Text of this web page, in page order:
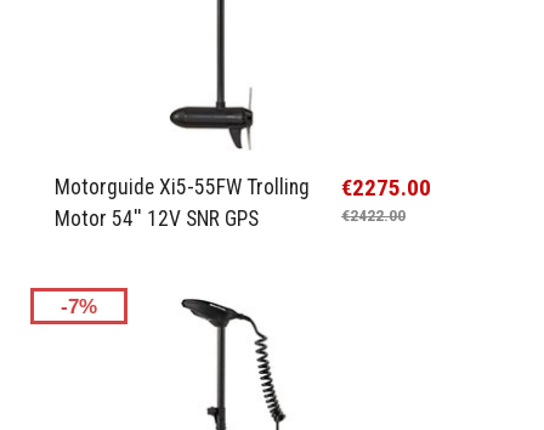
Motorguide Xi5-55FW Trolling
Motor 54'' 12V SNR GPS
€2275.00
€2422.00
-7%